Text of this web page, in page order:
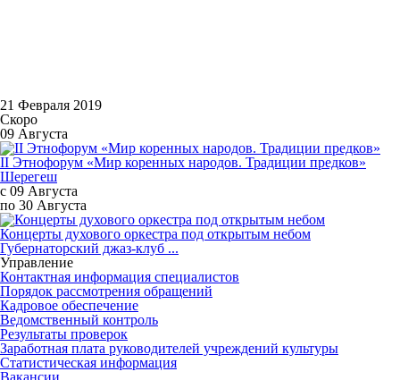
21 Февраля 2019
Скоро
09 Августа
II Этнофорум «Мир коренных народов. Традиции предков»
Шерегеш
с 09 Августа
по 30 Августа
Концерты духового оркестра под открытым небом
Губернаторский джаз-клуб ...
Управление
Контактная информация специалистов
Порядок рассмотрения обращений
Кадровое обеспечение
Ведомственный контроль
Результаты проверок
Заработная плата руководителей учреждений культуры
Статистическая информация
Вакансии